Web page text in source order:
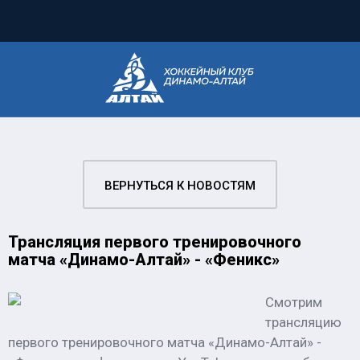
ВЕРНУТЬСЯ К НОВОСТЯМ
Трансляция первого тренировочного
матча «Динамо-Алтай» - «Феникс»
Смотрим
трансляцию
первого тренировочного матча «Динамо-Алтай» -